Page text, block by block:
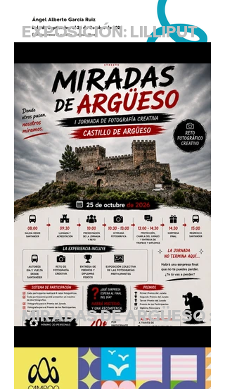
EXPOSICIÓN: LILLIPUT
"Cuando lo diminuto
cobra vida"
MIRADAS DE ARGÜESO :
Creativa.